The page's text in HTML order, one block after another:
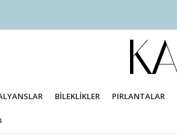
BİLEKLİKLER PIRLANTALAR